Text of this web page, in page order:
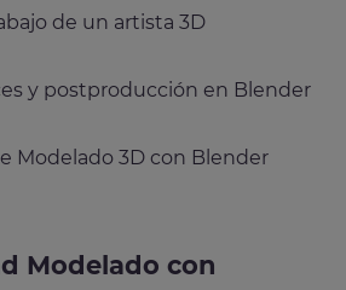
de un artista 3D
y postproducción en Blender
Modelado 3D con Blender
Modelado con